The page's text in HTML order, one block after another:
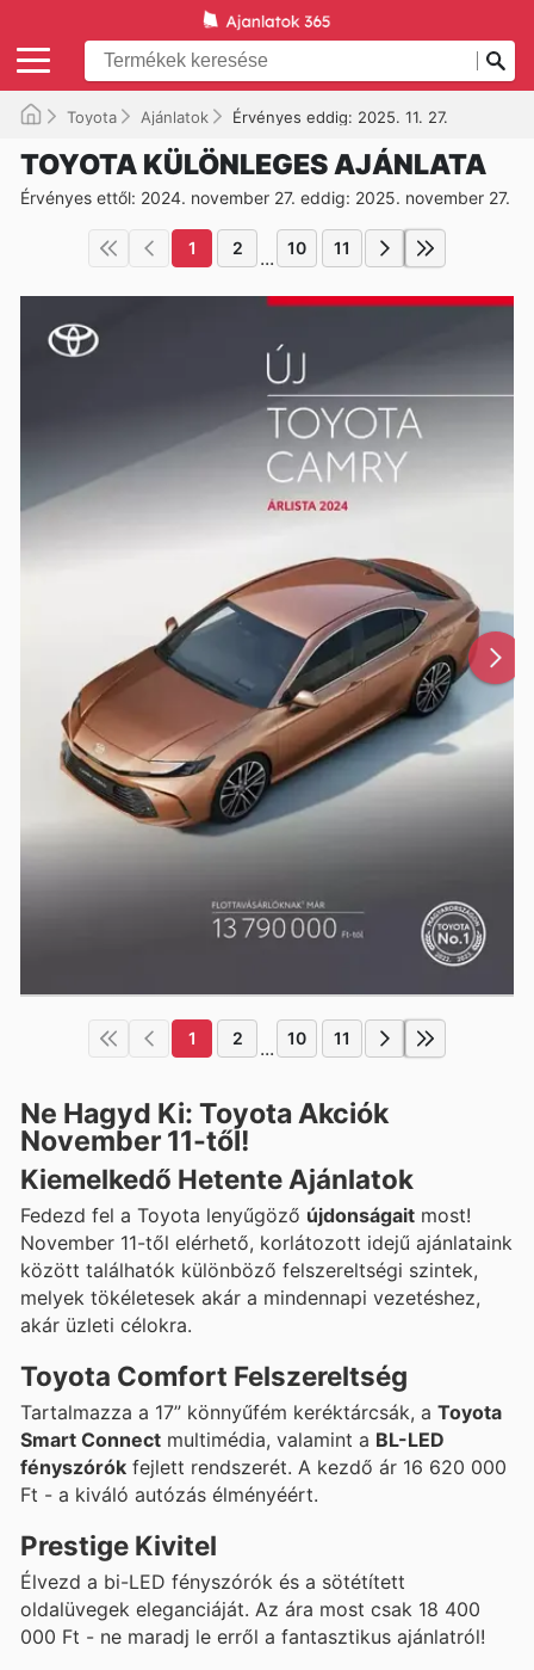
Toyota Ajánlatok Érvényes eddig: 2025. 11. 27.
TOYOTA KÜLÖNLEGES AJÁNLATA
Érvényes ettől: 2024. november 27. eddig: 2025. november 27.
1 2 ... 10 11
1 2 ... 10 11
Ne Hagyd Ki: Toyota Akciók
November 11-től!
Kiemelkedő Hetente Ajánlatok
Fedezd fel a Toyota lenyűgöző újdonságait most!
November 11-től elérhető, korlátozott idejű ajánlataink
között találhatók különböző felszereltségi szintek,
melyek tökéletesek akár a mindennapi vezetéshez,
akár üzleti célokra.
Toyota Comfort Felszereltség
Tartalmazza a 17” könnyűfém keréktárcsák, a Toyota
Smart Connect multimédia, valamint a BL-LED
fényszórók fejlett rendszerét. A kezdő ár 16 620 000
Ft - a kiváló autózás élményéért.
Prestige Kivitel
Élvezd a bi-LED fényszórók és a sötétített
oldalüvegek eleganciáját. Az ára most csak 18 400
000 Ft - ne maradj le erről a fantasztikus ajánlatról!